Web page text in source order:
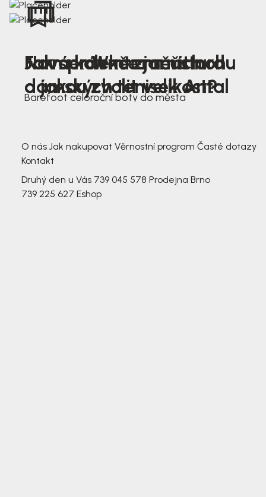
Nová kolekce jarních
dámských tenisek Antal
Jak správně změřit nohu
a jakou zvolit velikost?
Farmer Winter mustard
Barefoot celoroční boty do města
O nás Jak nakupovat Věrnostní program Časté dotazy
Kontakt
Druhý den u Vás 739 045 578 Prodejna Brno
739 225 627 Eshop